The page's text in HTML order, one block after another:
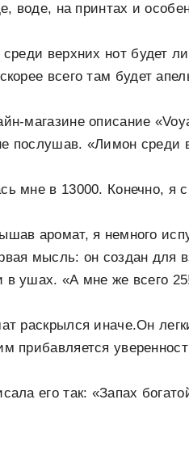
воде, на принтах и
верхних нот будет
всего там будет
магазине описание
послушав. «Лимон среди
мне в 13000. Конечно, я
аромат, я немного
мысль: он создан для
в ушах. «А мне же всего
раскрылся иначе.Он
прибавляется
его так: «Запах